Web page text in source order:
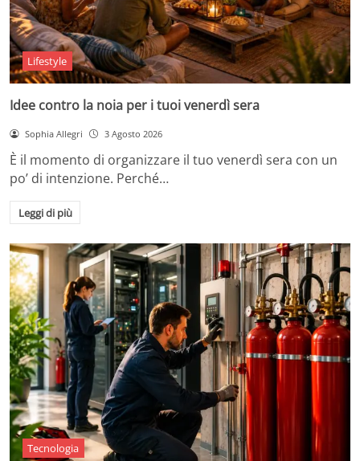
Lifestyle
Idee contro la noia per i tuoi venerdì sera
Sophia Allegri 3 Agosto 2026
È il momento di organizzare il tuo venerdì sera con un
po’ di intenzione. Perché…
Leggi di più
Tecnologia